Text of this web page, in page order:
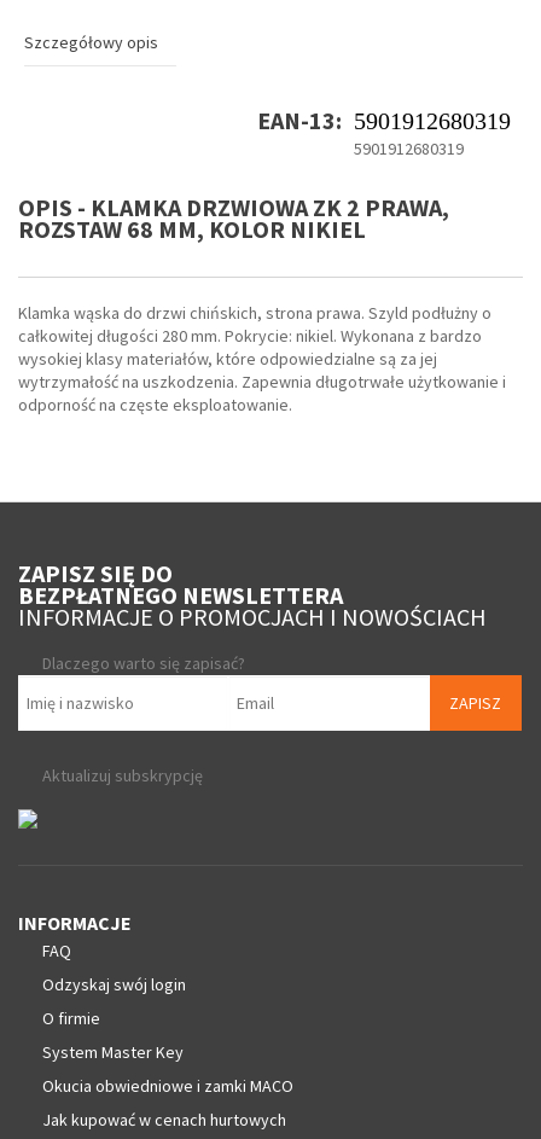
Szczegółowy opis
EAN-13: 5901912680319
5901912680319
OPIS - KLAMKA DRZWIOWA ZK 2 PRAWA,
ROZSTAW 68 MM, KOLOR NIKIEL
Klamka wąska do drzwi chińskich, strona prawa. Szyld podłużny o
całkowitej długości 280 mm. Pokrycie: nikiel. Wykonana z bardzo
wysokiej klasy materiałów, które odpowiedzialne są za jej
wytrzymałość na uszkodzenia. Zapewnia długotrwałe użytkowanie i
odporność na częste eksploatowanie.
ZAPISZ SIĘ DO
BEZPŁATNEGO NEWSLETTERA
INFORMACJE O PROMOCJACH I NOWOŚCIACH
Dlaczego warto się zapisać?
ZAPISZ
Aktualizuj subskrypcję
INFORMACJE
FAQ
Odzyskaj swój login
O firmie
System Master Key
Okucia obwiedniowe i zamki MACO
Jak kupować w cenach hurtowych